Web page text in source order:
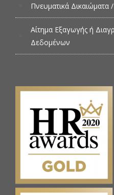
Πνευματικά
Αίτημα Εξαγωγής ή
Δεδομένων